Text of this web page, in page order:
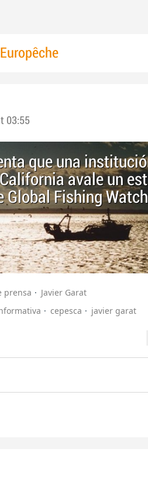
Europêche
03:55
que una
avale un
Global Fishing Watch
prensa
Javier Garat
cepesca javier garat